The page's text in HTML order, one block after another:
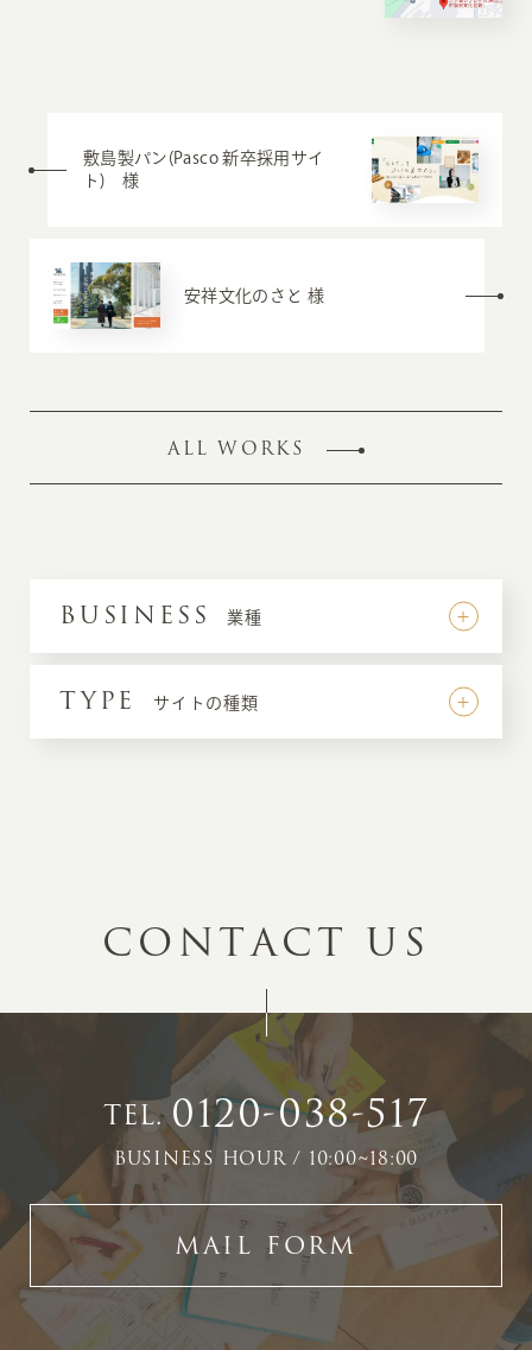
敷島製パン(Pasco 新卒採用サイ
ト) 様
安祥文化のさと 様
ALL WORKS
BUSINESS 業種
TYPE サイトの種類
CONTACT US
TEL.0120-038-517
BUSINESS HOUR / 10:00~18:00
MAIL FORM